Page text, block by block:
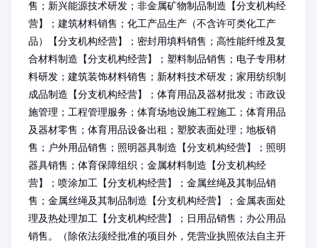
售；新兴能源技术研发；非金属矿物制品制造【分支机构经
营】；建筑材料销售；化工产品生产（不含许可类化工产
品）【分支机构经营】；密封用填料销售；高性能纤维及复
合材料制造【分支机构经营】；塑料制品销售；电子专用材
料研发；建筑装饰材料销售；新材料技术研发；家用纺织制
成品制造【分支机构经营】；体育用品及器材批发；市政设
施管理；工程管理服务；体育场地设施工程施工；体育用品
及器材零售；体育用品设备出租；塑胶表面处理；地板销
售；户外用品销售；照明器具制造【分支机构经营】；照明
器具销售；体育保障组织；金属材料制造【分支机构经
营】；喷涂加工【分支机构经营】；金属丝绳及其制品销
售；金属丝绳及其制品制造【分支机构经营】；金属表面处
理及热处理加工【分支机构经营】；日用品销售；办公用品
销售。（除依法须经批准的项目外，凭营业执照依法自主开